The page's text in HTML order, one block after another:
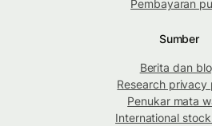
Pembayaran
Sumber
Berita dan
Research privacy
Penukar mata
International